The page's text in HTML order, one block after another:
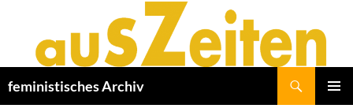
springen
feministisches Archiv